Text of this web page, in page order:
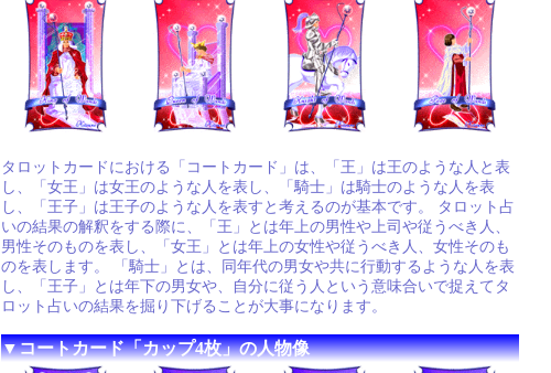
タロットカードにおける「コートカード」は、「王」は王のような人と表
し、「女王」は女王のような人を表し、「騎士」は騎士のような人を表
し、「王子」は王子のような人を表すと考えるのが基本です。 タロット占
いの結果の解釈をする際に、「王」とは年上の男性や上司や従うべき人、
男性そのものを表し、「女王」とは年上の女性や従うべき人、女性そのも
のを表します。 「騎士」とは、同年代の男女や共に行動するような人を表
し、「王子」とは年下の男女や、自分に従う人という意味合いで捉えてタ
ロット占いの結果を掘り下げることが大事になります。
▼コートカード「カップ4枚」の人物像